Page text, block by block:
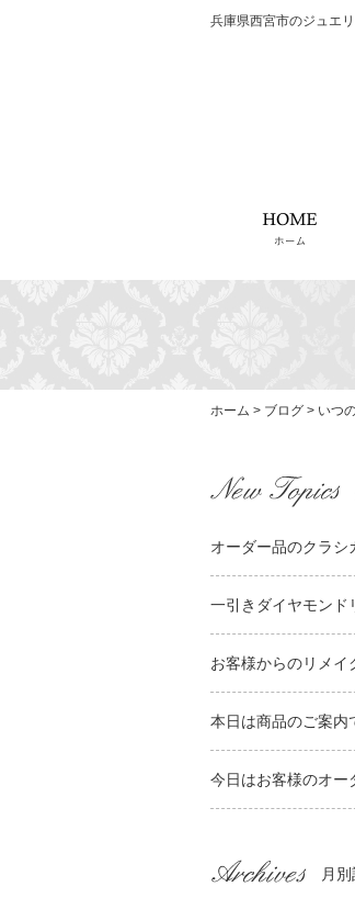
兵庫県西宮市のジュエ
ホーム > ブログ > いつ
オーダー品のクラシ
一引きダイヤモンド
お客様からのリメイ
本日は商品のご案内
今日はお客様のオー
月